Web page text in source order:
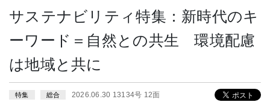
サステナビリティ特集：新時代のキ
ーワード＝自然との共生 環境配慮
は地域と共に
特集 総合 2026.06.30 13134号 12面